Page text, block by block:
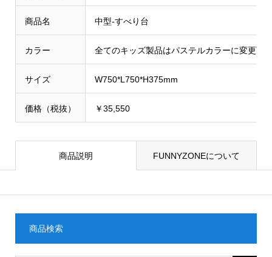
商品名 中型-すべり台
カラー 全てのキッズ製品はパステルカラーに変更可
サイズ W750*L750*H375mm
価格（税抜） ￥35,550
商品説明 FUNNYZONEについて
商品検索